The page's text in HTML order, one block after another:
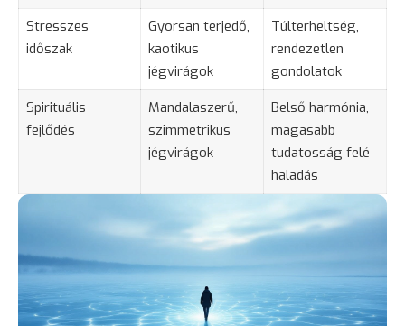
Stresszes
időszak
Gyorsan terjedő,
kaotikus
jégvirágok
Túlterheltség,
rendezetlen
gondolatok
Spirituális
fejlődés
Mandalaszerű,
szimmetrikus
jégvirágok
Belső harmónia,
magasabb
tudatosság felé
haladás